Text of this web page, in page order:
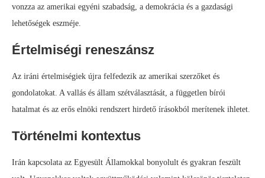
vonzza az amerikai egyéni szabadság, a demokrácia és a gazdasági
lehetőségek eszméje.
Értelmiségi reneszánsz
Az iráni értelmiségiek újra felfedezik az amerikai szerzőket és
gondolatokat. A vallás és állam szétválasztását, a független bírói
hatalmat és az erős elnöki rendszert hirdető írásokból merítenek ihletet.
Történelmi kontextus
Irán kapcsolata az Egyesült Államokkal bonyolult és gyakran feszült